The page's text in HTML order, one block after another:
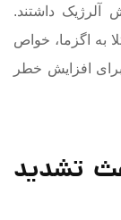
آلرژیک داشتند.
به اگزما، خواص
افزایش خطر
تشدید